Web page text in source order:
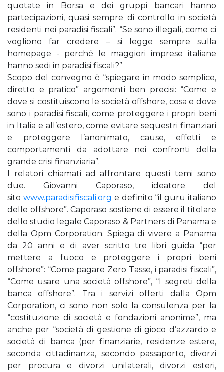
quotate in Borsa e dei gruppi bancari hanno
partecipazioni, quasi sempre di controllo in società
residenti nei paradisi fiscali”. “Se sono illegali, come ci
vogliono far credere – si legge sempre sulla
homepage - perché le maggiori imprese italiane
hanno sedi in paradisi fiscali?”
Scopo del convegno è “spiegare in modo semplice,
diretto e pratico” argomenti ben precisi: “Come e
dove si costituiscono le società offshore, cosa e dove
sono i paradisi fiscali, come proteggere i propri beni
in Italia e all’estero, come evitare sequestri finanziari
e proteggere l’anonimato, cause, effetti e
comportamenti da adottare nei confronti della
grande crisi finanziaria”.
I relatori chiamati ad affrontare questi temi sono
due. Giovanni Caporaso, ideatore del
sito www.paradisifiscali.org e definito “il guru italiano
delle offshore”. Caporaso sostiene di essere il titolare
dello studio legale Caporaso & Partners di Panama e
della Opm Corporation. Spiega di vivere a Panama
da 20 anni e di aver scritto tre libri guida “per
mettere a fuoco e proteggere i propri beni
offshore”: “Come pagare Zero Tasse, i paradisi fiscali”,
“Come usare una società offshore”, “I segreti della
banca offshore”. Tra i servizi offerti dalla Opm
Corporation, ci sono non solo la consulenza per la
“costituzione di società e fondazioni anonime”, ma
anche per “società di gestione di gioco d’azzardo e
società di banca (per finanziarie, residenze estere,
seconda cittadinanza, secondo passaporto, divorzi
per procura e divorzi unilaterali, divorzi esteri,